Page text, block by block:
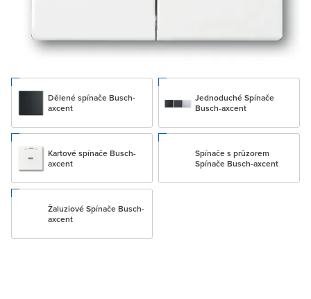
Dělené spínače Busch-
axcent
Jednoduché Spínače
Busch-axcent
Kartové spínače Busch-
axcent
Spínače s průzorem
Spínače Busch-axcent
Žaluziové Spínače Busch-
axcent